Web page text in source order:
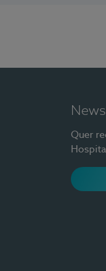
Quer